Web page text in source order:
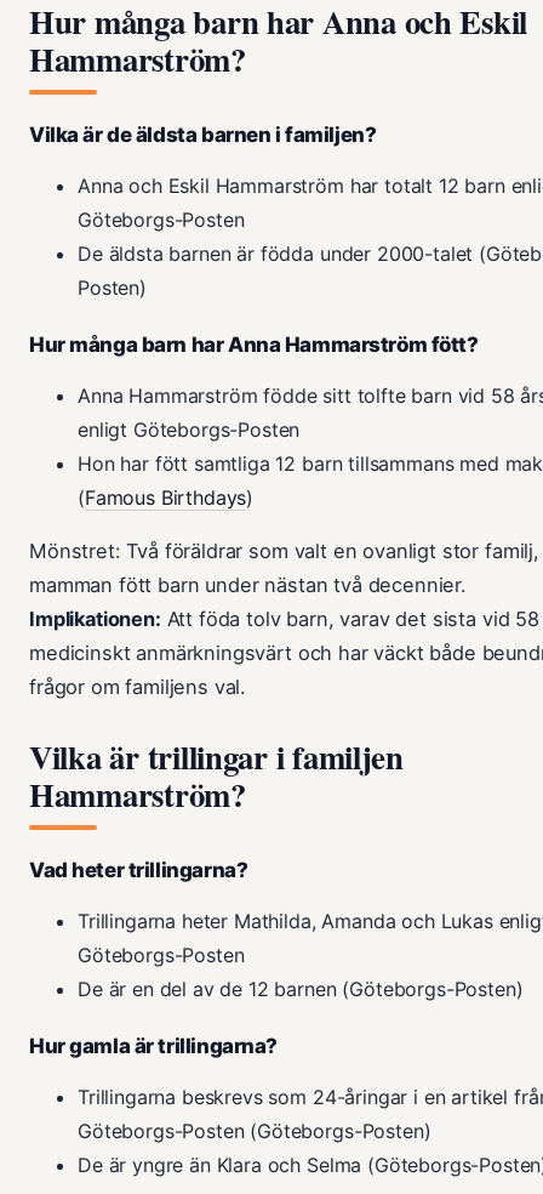
Hur många barn har Anna och Eskil
Hammarström?
Vilka är de äldsta barnen i familjen?
Anna och Eskil Hammarström har totalt 12 barn
Göteborgs-Posten
De äldsta barnen är födda under 2000-talet
Posten)
Hur många barn har Anna Hammarström fött?
Anna Hammarström födde sitt tolfte barn vid 58
enligt Göteborgs-Posten
Hon har fött samtliga 12 barn tillsammans med
(Famous Birthdays)
Mönstret: Två föräldrar som valt en ovanligt stor familj,
mamman fött barn under nästan två decennier.
Implikationen: Att föda tolv barn, varav det sista vid 58
medicinskt anmärkningsvärt och har väckt både
frågor om familjens val.
Vilka är trillingar i familjen
Hammarström?
Vad heter trillingarna?
Trillingarna heter Mathilda, Amanda och Lukas
Göteborgs-Posten
De är en del av de 12 barnen (Göteborgs-Posten)
Hur gamla är trillingarna?
Trillingarna beskrevs som 24-åringar i en artikel
Göteborgs-Posten (Göteborgs-Posten)
De är yngre än Klara och Selma (Göteborgs-